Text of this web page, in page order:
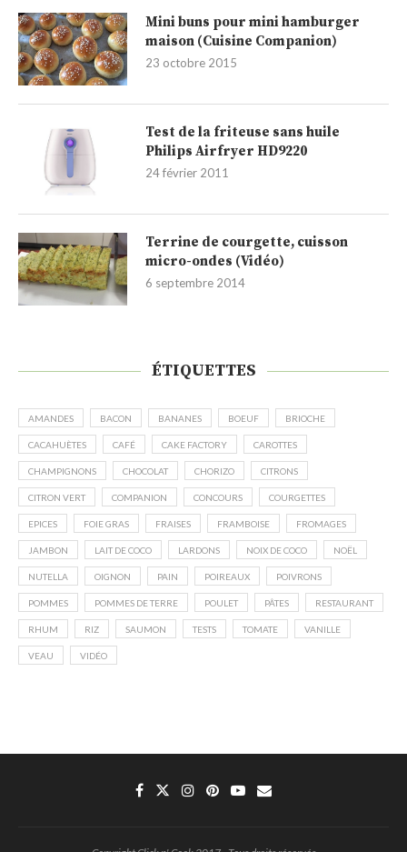
Mini buns pour mini hamburger
maison (Cuisine Companion)
23 octobre 2015
Test de la friteuse sans huile
Philips Airfryer HD9220
24 février 2011
Terrine de courgette, cuisson
micro-ondes (Vidéo)
6 septembre 2014
ÉTIQUETTES
AMANDES BACON BANANES BOEUF BRIOCHE
CACAHUÈTES CAFÉ CAKE FACTORY CAROTTES
CHAMPIGNONS CHOCOLAT CHORIZO CITRONS
CITRON VERT COMPANION CONCOURS COURGETTES
EPICES FOIE GRAS FRAISES FRAMBOISE FROMAGES
JAMBON LAIT DE COCO LARDONS NOIX DE COCO NOËL
NUTELLA OIGNON PAIN POIREAUX POIVRONS
POMMES POMMES DE TERRE POULET PÂTES RESTAURANT
RHUM RIZ SAUMON TESTS TOMATE VANILLE
VEAU VIDÉO